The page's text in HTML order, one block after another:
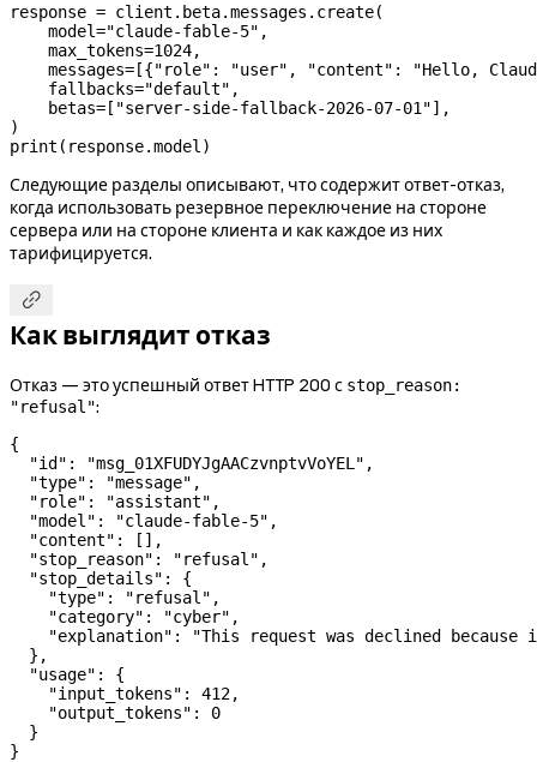
response = client.beta.messages.create(
    model
="claude-fable-5" ,
    max_tokens
=1024,
    messages
= [{"role" : "user" , "content" :
"Hello,
    fallbacks
="default" ,
    betas
= [ "server-side-fallback-2026-07-01"],
)
print (response.model)
Следующие разделы описывают, что содержит ответ-отказ,
когда использовать резервное переключение на стороне
сервера или на стороне клиента и как каждое из них
тарифицируется.

Как выглядит отказ
Отказ — это успешный ответ HTTP 200 с stop_reason:
"refusal":
{
  "id"
: "msg_01XFUDYJgAACzvnptvVoYEL" ,
  "type"
: "message" ,
  "role"
: "assistant" ,
  "model"
: "claude-fable-5" ,
  "content"
: [],
  "stop_reason"
: "refusal" ,
  "stop_details"
: {
    "type"
: "refusal" ,
    "category"
: "cyber" ,
    "explanation"
:
"This request was declined
  },
  "usage"
: {
    "input_tokens"
: 412,
    "output_tokens"
: 0
  }
}